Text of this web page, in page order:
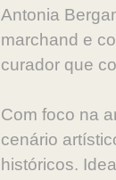
Antonia
marchand e
curador que
Com foco na
cenário
históricos.